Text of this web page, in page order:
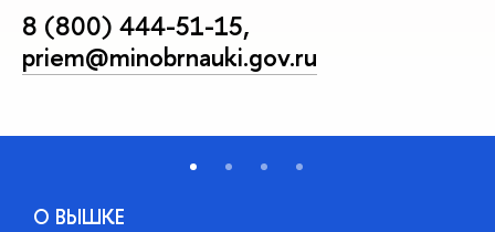
8 (800) 444-51-15,
priem@minobrnauki.gov.ru
О ВЫШКЕ